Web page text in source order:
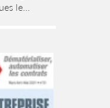
le...